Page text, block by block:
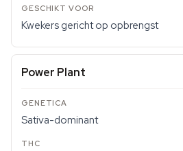
Kwekers gericht op opbrengst
Power Plant
Sativa-dominant